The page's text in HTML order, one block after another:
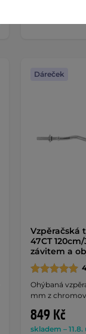
Dáreček
Vzpěračská
47CT
závitem a
Ohýbaná
mm z
849 Kč
skladem – 11.8.